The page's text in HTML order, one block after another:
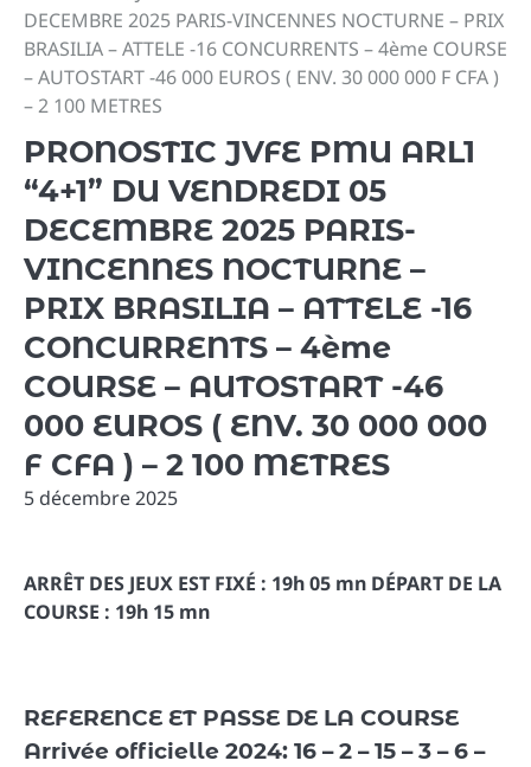
DECEMBRE 2025 PARIS-VINCENNES NOCTURNE – PRIX
BRASILIA – ATTELE -16 CONCURRENTS – 4ème COURSE
– AUTOSTART -46 000 EUROS ( ENV. 30 000 000 F CFA )
– 2 100 METRES
PRONOSTIC JVFE PMU ARL1
“4+1” DU VENDREDI 05
DECEMBRE 2025 PARIS-
VINCENNES NOCTURNE –
PRIX BRASILIA – ATTELE -16
CONCURRENTS – 4ème
COURSE – AUTOSTART -46
000 EUROS ( ENV. 30 000 000
F CFA ) – 2 100 METRES
5 décembre 2025
ARRÊT DES JEUX EST FIXÉ : 19h 05 mn DÉPART DE LA
COURSE : 19h 15 mn
REFERENCE ET PASSE DE LA COURSE
Arrivée officielle 2024: 16 – 2 – 15 – 3 – 6 –